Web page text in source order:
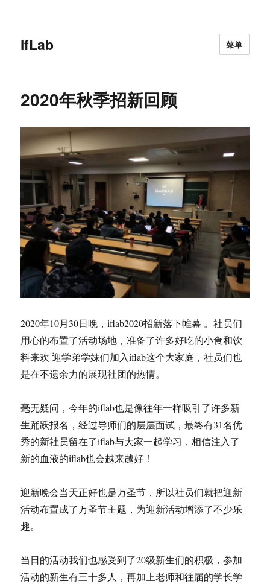
ifLab 菜单
2020年秋季招新回顾
2020年10月30日晚，iflab2020招新落下帷幕 。社员们
用心的布置了活动场地，准备了许多好吃的小食和饮
料来欢 迎学弟学妹们加入iflab这个大家庭，社员们也
是在不遗余力的展现社团的热情。
毫无疑问，今年的iflab也是像往年一样吸引了许多新
生踊跃报名，经过导师们的层层面试，最终有31名优
秀的新社员留在了iflab与大家一起学习，相信注入了
新的血液的iflab也会越来越好！
迎新晚会当天正好也是万圣节，所以社员们就把迎新
活动布置成了万圣节主题，为迎新活动增添了不少乐
趣。
当日的活动我们也感受到了20级新生们的积极，参加
活动的新生有三十多人，再加上老师和往届的学长学